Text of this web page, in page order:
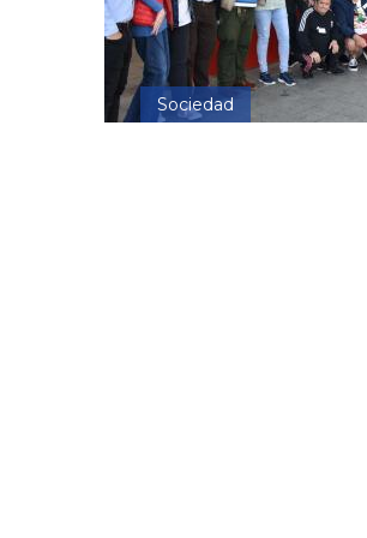
Sociedad